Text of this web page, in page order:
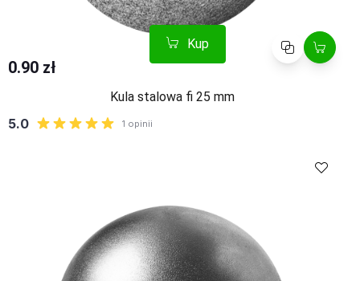
Kup Porównaj
0.90 zł
Kula stalowa fi 25 mm